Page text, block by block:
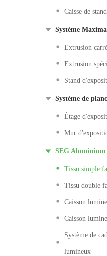
Caisse de
Système Maxima
Extrusion
Extrusion
Stand
Système de
Étage
Mur
SEG Aluminium
Tissu simple
Tissu double
Caisson
Caisson
Système de
lumineux